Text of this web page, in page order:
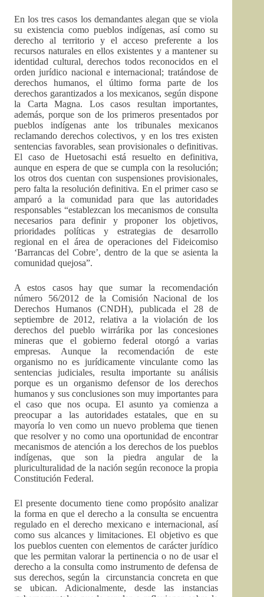
En los tres casos los demandantes alegan que se viola
su existencia como pueblos indígenas, así como su
derecho al territorio y el acceso preferente a los
recursos naturales en ellos existentes y a mantener su
identidad cultural, derechos todos reconocidos en el
orden jurídico nacional e internacional; tratándose de
derechos humanos, el último forma parte de los
derechos garantizados a los mexicanos, según dispone
la Carta Magna. Los casos resultan importantes,
además, porque son de los primeros presentados por
pueblos indígenas ante los tribunales mexicanos
reclamando derechos colectivos, y en los tres existen
sentencias favorables, sean provisionales o definitivas.
El caso de Huetosachi está resuelto en definitiva,
aunque en espera de que se cumpla con la resolución;
los otros dos cuentan con suspensiones provisionales,
pero falta la resolución definitiva. En el primer caso se
amparó a la comunidad para que las autoridades
responsables “establezcan los mecanismos de consulta
necesarios para definir y proponer los objetivos,
prioridades políticas y estrategias de desarrollo
regional en el área de operaciones del Fideicomiso
‘Barrancas del Cobre’, dentro de la que se asienta la
comunidad quejosa”.
A estos casos hay que sumar la recomendación
número 56/2012 de la Comisión Nacional de los
Derechos Humanos (CNDH), publicada el 28 de
septiembre de 2012, relativa a la violación de los
derechos del pueblo wirrárika por las concesiones
mineras que el gobierno federal otorgó a varias
empresas. Aunque la recomendación de este
organismo no es jurídicamente vinculante como las
sentencias judiciales, resulta importante su análisis
porque es un organismo defensor de los derechos
humanos y sus conclusiones son muy importantes para
el caso que nos ocupa. El asunto ya comienza a
preocupar a las autoridades estatales, que en su
mayoría lo ven como un nuevo problema que tienen
que resolver y no como una oportunidad de encontrar
mecanismos de atención a los derechos de los pueblos
indígenas, que son la piedra angular de la
pluriculturalidad de la nación según reconoce la propia
Constitución Federal.
El presente documento tiene como propósito analizar
la forma en que el derecho a la consulta se encuentra
regulado en el derecho mexicano e internacional, así
como sus alcances y limitaciones. El objetivo es que
los pueblos cuenten con elementos de carácter jurídico
que les permitan valorar la pertinencia o no de usar el
derecho a la consulta como instrumento de defensa de
sus derechos, según la circunstancia concreta en que
se ubican. Adicionalmente, desde las instancias